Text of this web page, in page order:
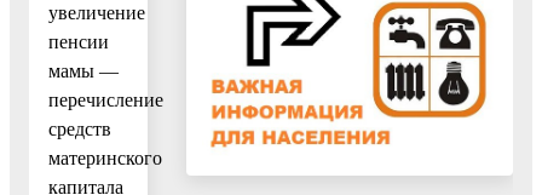
увеличение
пенсии
мамы —
перечисление
средств
материнского
капитала